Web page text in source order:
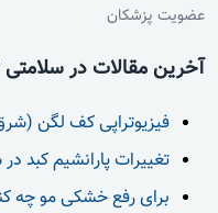
عضویت پزشکان
آخرین مقالات در سلامتی 24
فیزیوتراپی کف لگن
تغییرات پارانشیم کبد
برای رفع خشکی مو چه